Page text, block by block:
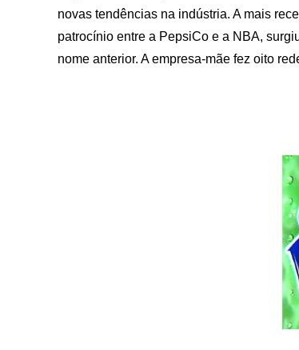
novas tendências na indústria. A mais
patrocínio entre a PepsiCo e a NBA,
nome anterior. A empresa-mãe fez oito